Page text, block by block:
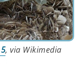
, via Wikimedia